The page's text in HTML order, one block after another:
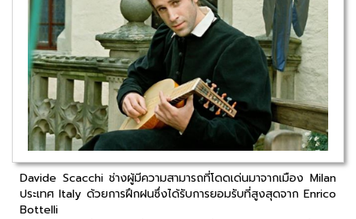
Davide Scacchi ช่างผู้มีความสามารถที่โดดเด่นมาจากเมือง Milan
ประเทศ Italy ด้วยการฝึกฝนซึ่งได้รับการยอมรับที่สูงสุดจาก Enrico
Bottelli